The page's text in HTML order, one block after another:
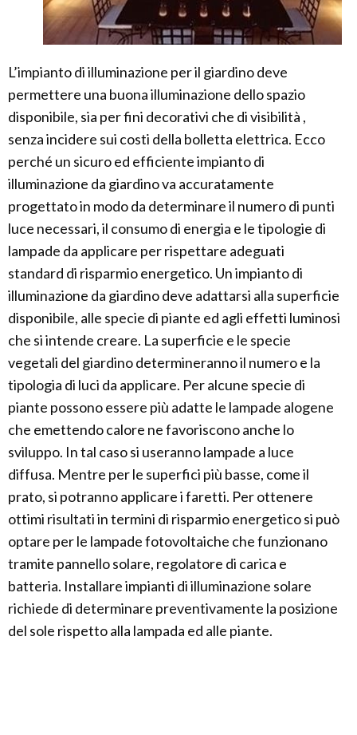
L’impianto di illuminazione per il giardino deve
permettere una buona illuminazione dello spazio
disponibile, sia per fini decorativi che di visibilità ,
senza incidere sui costi della bolletta elettrica. Ecco
perché un sicuro ed efficiente impianto di
illuminazione da giardino va accuratamente
progettato in modo da determinare il numero di punti
luce necessari, il consumo di energia e le tipologie di
lampade da applicare per rispettare adeguati
standard di risparmio energetico. Un impianto di
illuminazione da giardino deve adattarsi alla superficie
disponibile, alle specie di piante ed agli effetti luminosi
che si intende creare. La superficie e le specie
vegetali del giardino determineranno il numero e la
tipologia di luci da applicare. Per alcune specie di
piante possono essere più adatte le lampade alogene
che emettendo calore ne favoriscono anche lo
sviluppo. In tal caso si useranno lampade a luce
diffusa. Mentre per le superfici più basse, come il
prato, si potranno applicare i faretti. Per ottenere
ottimi risultati in termini di risparmio energetico si può
optare per le lampade fotovoltaiche che funzionano
tramite pannello solare, regolatore di carica e
batteria. Installare impianti di illuminazione solare
richiede di determinare preventivamente la posizione
del sole rispetto alla lampada ed alle piante.